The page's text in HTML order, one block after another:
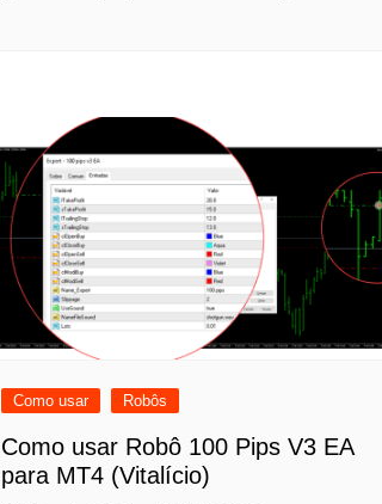
Como usar Robôs
Como usar Robô 100 Pips V3 EA
para MT4 (Vitalício)